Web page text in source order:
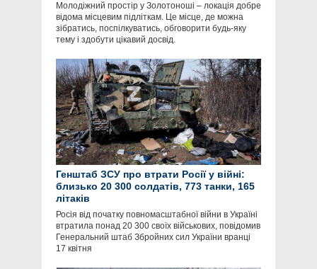
Молодіжний простір у Золотоноші – локація добре
відома місцевим підліткам. Це місце, де можна
зібратись, поспілкуватись, обговорити будь-яку
тему і здобути цікавий досвід.
Генштаб ЗСУ про втрати Росії у війні:
близько 20 300 солдатів, 773 танки, 165
літаків
Росія від початку повномасштабної війни в Україні
втратила понад 20 300 своїх військових, повідомив
Генеральний штаб Збройних сил України вранці
17 квітня